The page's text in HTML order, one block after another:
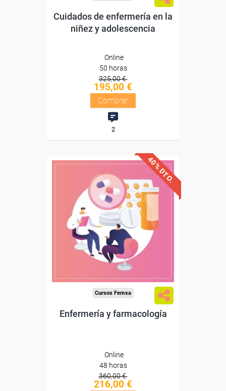
Cuidados de enfermería en la
niñez y adolescencia
Online
50 horas
325,00 €
195,00 €
Comprar
2
40% DTO.
Descuentos especiales
Sin requisitos de acceso
Diploma
Compra segura
Cursos Femxa
Enfermería y farmacología
Online
48 horas
360,00 €
216,00 €